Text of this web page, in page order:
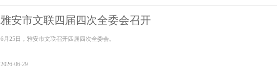
雅安市文联四届四次全委会召开
6月25日，雅安市文联召开四届四次全委会。
2026-06-29